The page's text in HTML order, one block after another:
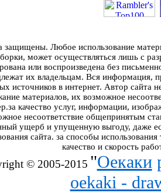
защищены. Любое использование
может осуществляться лишь с
или воспроизведена без
их владельцам. Вся информация,
источников в интернет. Автор сайта
материалов, их возможное
качество услуг, информации,
несоответствие общепринятым
ущерб и упущенную выгоду, даже
сайта. за способы
качество и скорость
© 2005-2015 "Оекаки
oekaki -